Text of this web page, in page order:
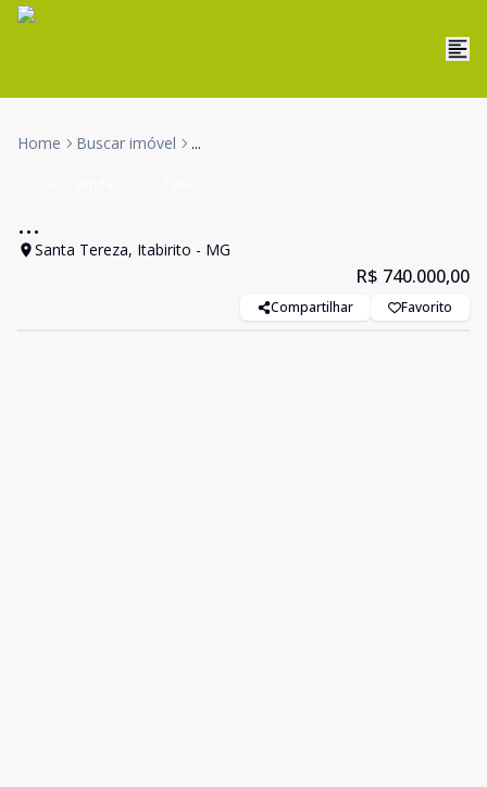
Home Buscar imóvel ...
...
Santa Tereza, Itabirito - MG
R$ 740.000,00
Compartilhar Favorito